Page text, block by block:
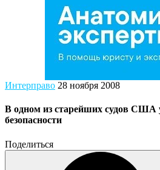
Интерправо 28 ноября 2008
В одном из старейших судов США
безопасности
Поделиться